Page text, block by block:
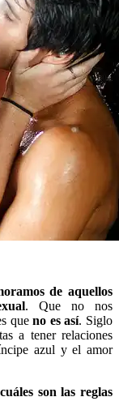
de aquellos
. Que no nos
queno es así. Siglo
a tener relaciones
azul y el amor
cuáles son las reglas